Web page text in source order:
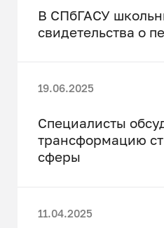
В СПбГАСУ
свидетельства о
19.06.2025
Специалисты
трансформацию
сферы
11.04.2025